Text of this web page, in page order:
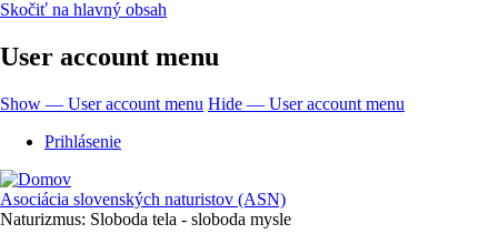
Skočiť na hlavný obsah
User account menu
Show — User account menu Hide — User account menu
Prihlásenie
Asociácia slovenských naturistov (ASN)
Naturizmus: Sloboda tela - sloboda mysle